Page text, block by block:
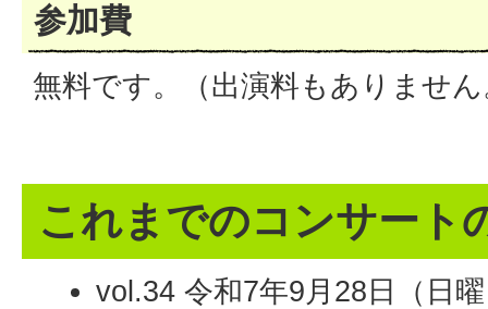
参加費
無料です。（出演料もありませ
これまでのコンサート
vol.34 令和7年9月28日（日